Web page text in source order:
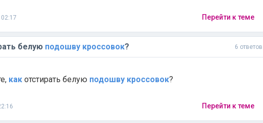
Перейти к теме
белую подошву кроссовок? 6 ответов
как отстирать белую подошву кроссовок?
Перейти к теме